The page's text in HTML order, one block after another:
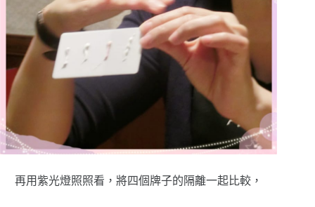
再用紫光燈照照看，將四個牌子的隔離一起比較，